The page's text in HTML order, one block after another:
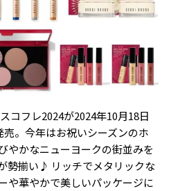
コフレ2024が2024年10月18日
売。今年はお祝いシーズンのホ
やかなニューヨークの街並みを
勢揃い♪ リッチでメタリックな
や華やかで美しいパッケージに